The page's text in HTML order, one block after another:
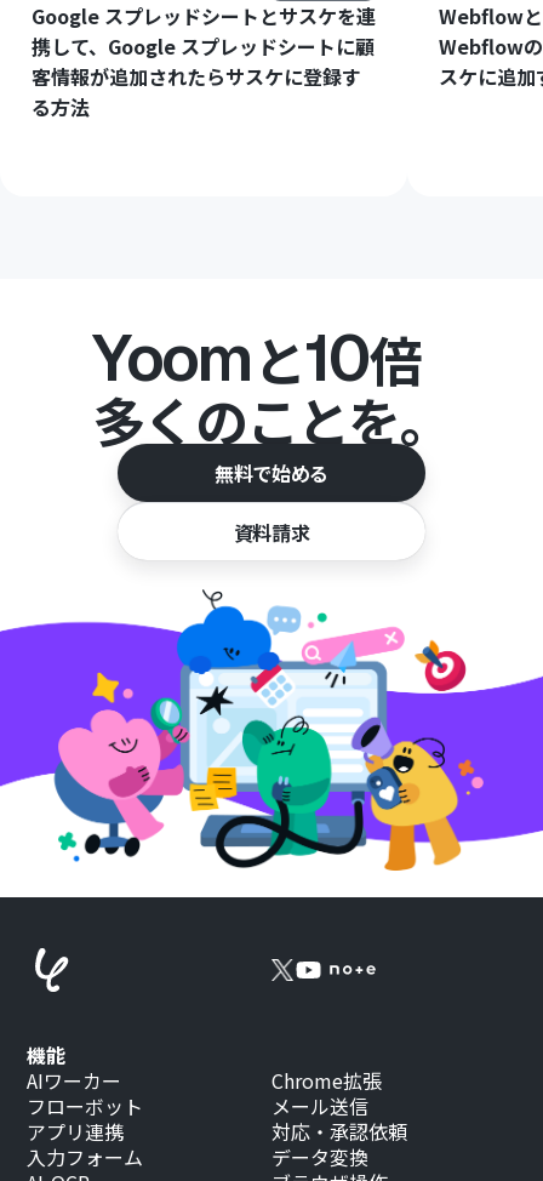
Google スプレッドシートとサスケを連
携して、Google スプレッドシートに顧
客情報が追加されたらサスケに登録す
る方法
Webflowと
Webflowの
スケに追加
Yoomと10倍
多くのことを。
無料で始める
資料請求
機能
AIワーカー
フローボット
アプリ連携
入力フォーム
Chrome拡張
メール送信
対応・承認依頼
データ変換